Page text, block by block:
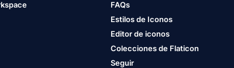
FAQs
Estilos de Iconos
Editor de iconos
Colecciones de Flaticon
Seguir